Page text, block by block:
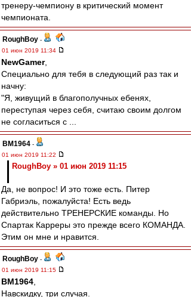
тренеру-чемпиону в критический момент
чемпионата.
RoughBoy -
01 июн 2019 11:34
NewGamer,
Специально для тебя в следующий раз так и
начну:
"Я, живущий в благополучных ебенях,
переступая через себя, считаю своим долгом
не согласиться с ...
BM1964 -
01 июн 2019 11:22
RoughBoy » 01 июн 2019 11:15
Да, не вопрос! И это тоже есть. Питер
Габриэль, пожалуйста! Есть ведь
действительно ТРЕНЕРСКИЕ команды. Но
Спартак Карреры это прежде всего КОМАНДА.
Этим он мне и нравится.
RoughBoy -
01 июн 2019 11:15
BM1964
Навскидку, три случая.